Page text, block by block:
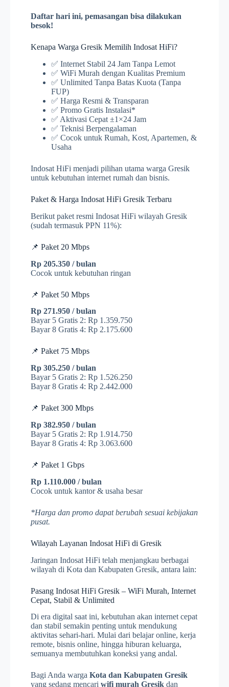
Daftar hari ini, pemasangan bisa dilakukan
besok!
Kenapa Warga Gresik Memilih Indosat HiFi?
✅ Internet Stabil 24 Jam Tanpa Lemot
✅ WiFi Murah dengan Kualitas Premium
✅ Unlimited Tanpa Batas Kuota (Tanpa
FUP)
✅ Harga Resmi & Transparan
✅ Promo Gratis Instalasi*
✅ Aktivasi Cepat ±1×24 Jam
✅ Teknisi Berpengalaman
✅ Cocok untuk Rumah, Kost, Apartemen, &
Usaha
Indosat HiFi menjadi pilihan utama warga Gresik
untuk kebutuhan internet rumah dan bisnis.
Paket & Harga Indosat HiFi Gresik Terbaru
Berikut paket resmi Indosat HiFi wilayah Gresik
(sudah termasuk PPN 11%):
📌 Paket 20 Mbps
Rp 205.350 / bulan
Cocok untuk kebutuhan ringan
📌 Paket 50 Mbps
Rp 271.950 / bulan
Bayar 5 Gratis 2: Rp 1.359.750
Bayar 8 Gratis 4: Rp 2.175.600
📌 Paket 75 Mbps
Rp 305.250 / bulan
Bayar 5 Gratis 2: Rp 1.526.250
Bayar 8 Gratis 4: Rp 2.442.000
📌 Paket 300 Mbps
Rp 382.950 / bulan
Bayar 5 Gratis 2: Rp 1.914.750
Bayar 8 Gratis 4: Rp 3.063.600
📌 Paket 1 Gbps
Rp 1.110.000 / bulan
Cocok untuk kantor & usaha besar
*Harga dan promo dapat berubah sesuai kebijakan
pusat.
Wilayah Layanan Indosat HiFi di Gresik
Jaringan Indosat HiFi telah menjangkau berbagai
wilayah di Kota dan Kabupaten Gresik, antara lain:
Pasang Indosat HiFi Gresik – WiFi Murah, Internet
Cepat, Stabil & Unlimited
Di era digital saat ini, kebutuhan akan internet cepat
dan stabil semakin penting untuk mendukung
aktivitas sehari-hari. Mulai dari belajar online, kerja
remote, bisnis online, hingga hiburan keluarga,
semuanya membutuhkan koneksi yang andal.
Bagi Anda warga Kota dan Kabupaten Gresik
yang sedang mencari wifi murah Gresik dan